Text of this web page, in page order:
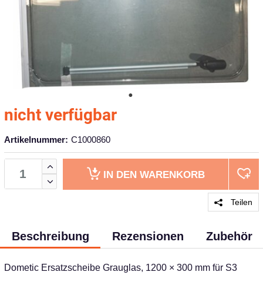
nicht verfügbar
Artikelnummer: C1000860
IN DEN WARENKORB
Teilen
Beschreibung Rezensionen Zubehör
Dometic Ersatzscheibe Grauglas, 1200 × 300 mm für S3